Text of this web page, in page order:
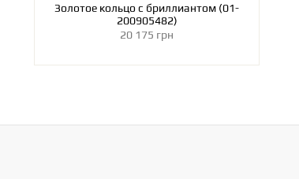
Золотое кольцо с бриллиантом (01-
200905482)
20 175 грн